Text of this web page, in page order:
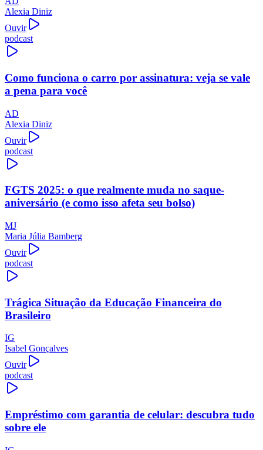
Alexia Diniz
Ouvir
podcast
Como funciona o carro por assinatura: veja se vale
a pena para você
AD
Alexia Diniz
Ouvir
podcast
FGTS 2025: o que realmente muda no saque-
aniversário (e como isso afeta seu bolso)
MJ
Maria Júlia Bamberg
Ouvir
podcast
Trágica Situação da Educação Financeira do
Brasileiro
IG
Isabel Gonçalves
Ouvir
podcast
Empréstimo com garantia de celular: descubra tudo
sobre ele